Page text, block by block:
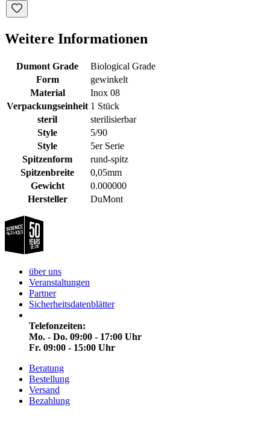
Weitere Informationen
Dumont Grade
Biological Grade
Form
gewinkelt
Material
Inox 08
Verpackungseinheit 1 Stück
steril
sterilisierbar
Style
5/90
Style
5er Serie
Spitzenform
rund-spitz
Spitzenbreite
0,05mm
Gewicht
0.000000
Hersteller
DuMont
über uns
Veranstaltungen
Partner
Sicherheitsdatenblätter
Telefonzeiten:
Mo. - Do. 09:00 - 17:00 Uhr
Fr. 09:00 - 15:00 Uhr
Beratung
Bestellung
Versand
Bezahlung